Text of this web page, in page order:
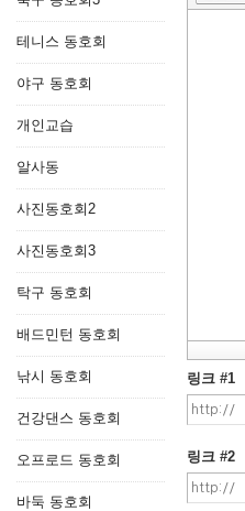
테니스 동호회
야구 동호회
개인교습
알사동
사진동호회2
사진동호회3
탁구 동호회
배드민턴 동호회
낚시 동호회
건강댄스 동호회
오프로드 동호회
바둑 동호회
링크 #1
링크 #2